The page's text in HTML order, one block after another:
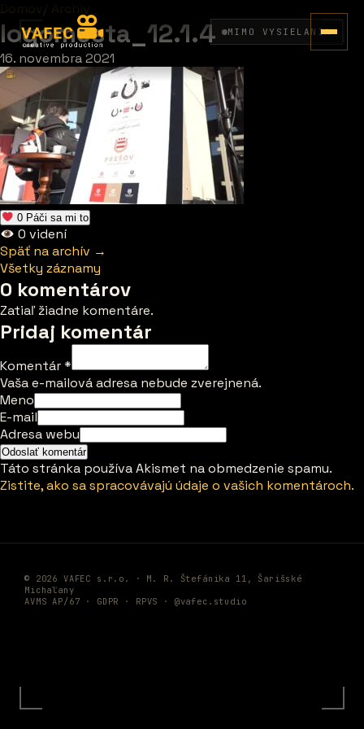
MIMO VYSIELANIA
Domov Archív
logomesta_12.1.4
16. novembra 2021
0 Páči sa mi to
0 videní
Späť na archív →
Všetky záznamy
0 komentárov
Zatiaľ žiadne komentáre.
Pridaj komentár
Komentár*
Vaša e-mailová adresa nebude zverejnená.
Meno
E-mail
Adresa webu
Táto stránka používa Akismet na obmedzenie spamu.
Zistite, ako sa spracovávajú údaje o vašich komentároch.
© 2026 VAFEC s.r.o. · M. R. Štefánika 11, Šarišské
Michaľany
AVMS AP/67 · GDPR · RPVS · @vafec.studio